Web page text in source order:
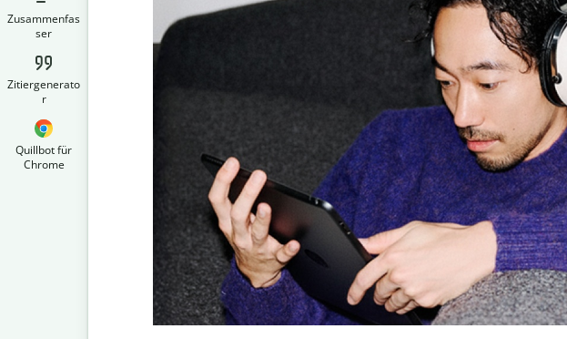
Zusammenfas
ser
Zitiergenerato
r
Quillbot für
Chrome